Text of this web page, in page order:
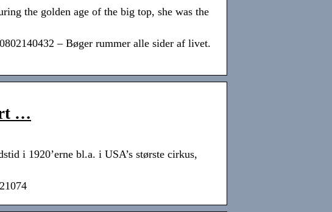
the golden age of the big top, she was the
– Bøger rummer alle sider af livet.
…
i 1920’erne bl.a. i USA’s største cirkus,